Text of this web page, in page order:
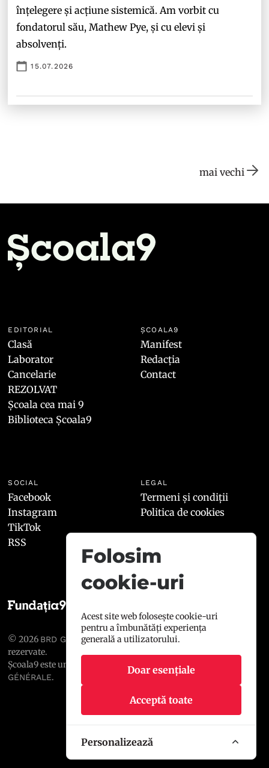
înțelegere și acțiune sistemică. Am vorbit cu
fondatorul său, Mathew Pye, și cu elevi și
absolvenți.
15.07.2026
mai vechi
EDITORIAL
Clasă
Laborator
Cancelarie
REZOLVAT
Școala cea mai 9
Biblioteca Școala9
ȘCOALA9
Manifest
Redacția
Contact
SOCIAL
Facebook
Instagram
TikTok
RSS
LEGAL
Termeni și condiții
Politica de cookies
© 2026 BRD GROUPE SOCIÉTÉ GÉNÉRALE
rezervate.
Școala9 este un proiect susținut de
BRD GROUPE SOCIÉTÉ
GÉNÉRALE.
Folosim
cookie-uri
Acest site web folosește cookie-uri
pentru a îmbunătăți experiența
generală a utilizatorului.
Doar esențiale
Acceptă toate
Personalizează